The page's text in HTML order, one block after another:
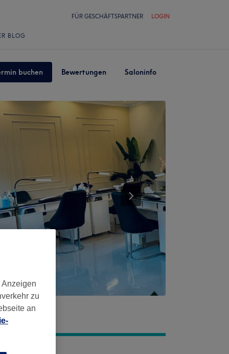
FÜR GESCHÄFTSPARTNER LOGIN
BLOG
buchen Bewertungen Saloninfo
zu
an